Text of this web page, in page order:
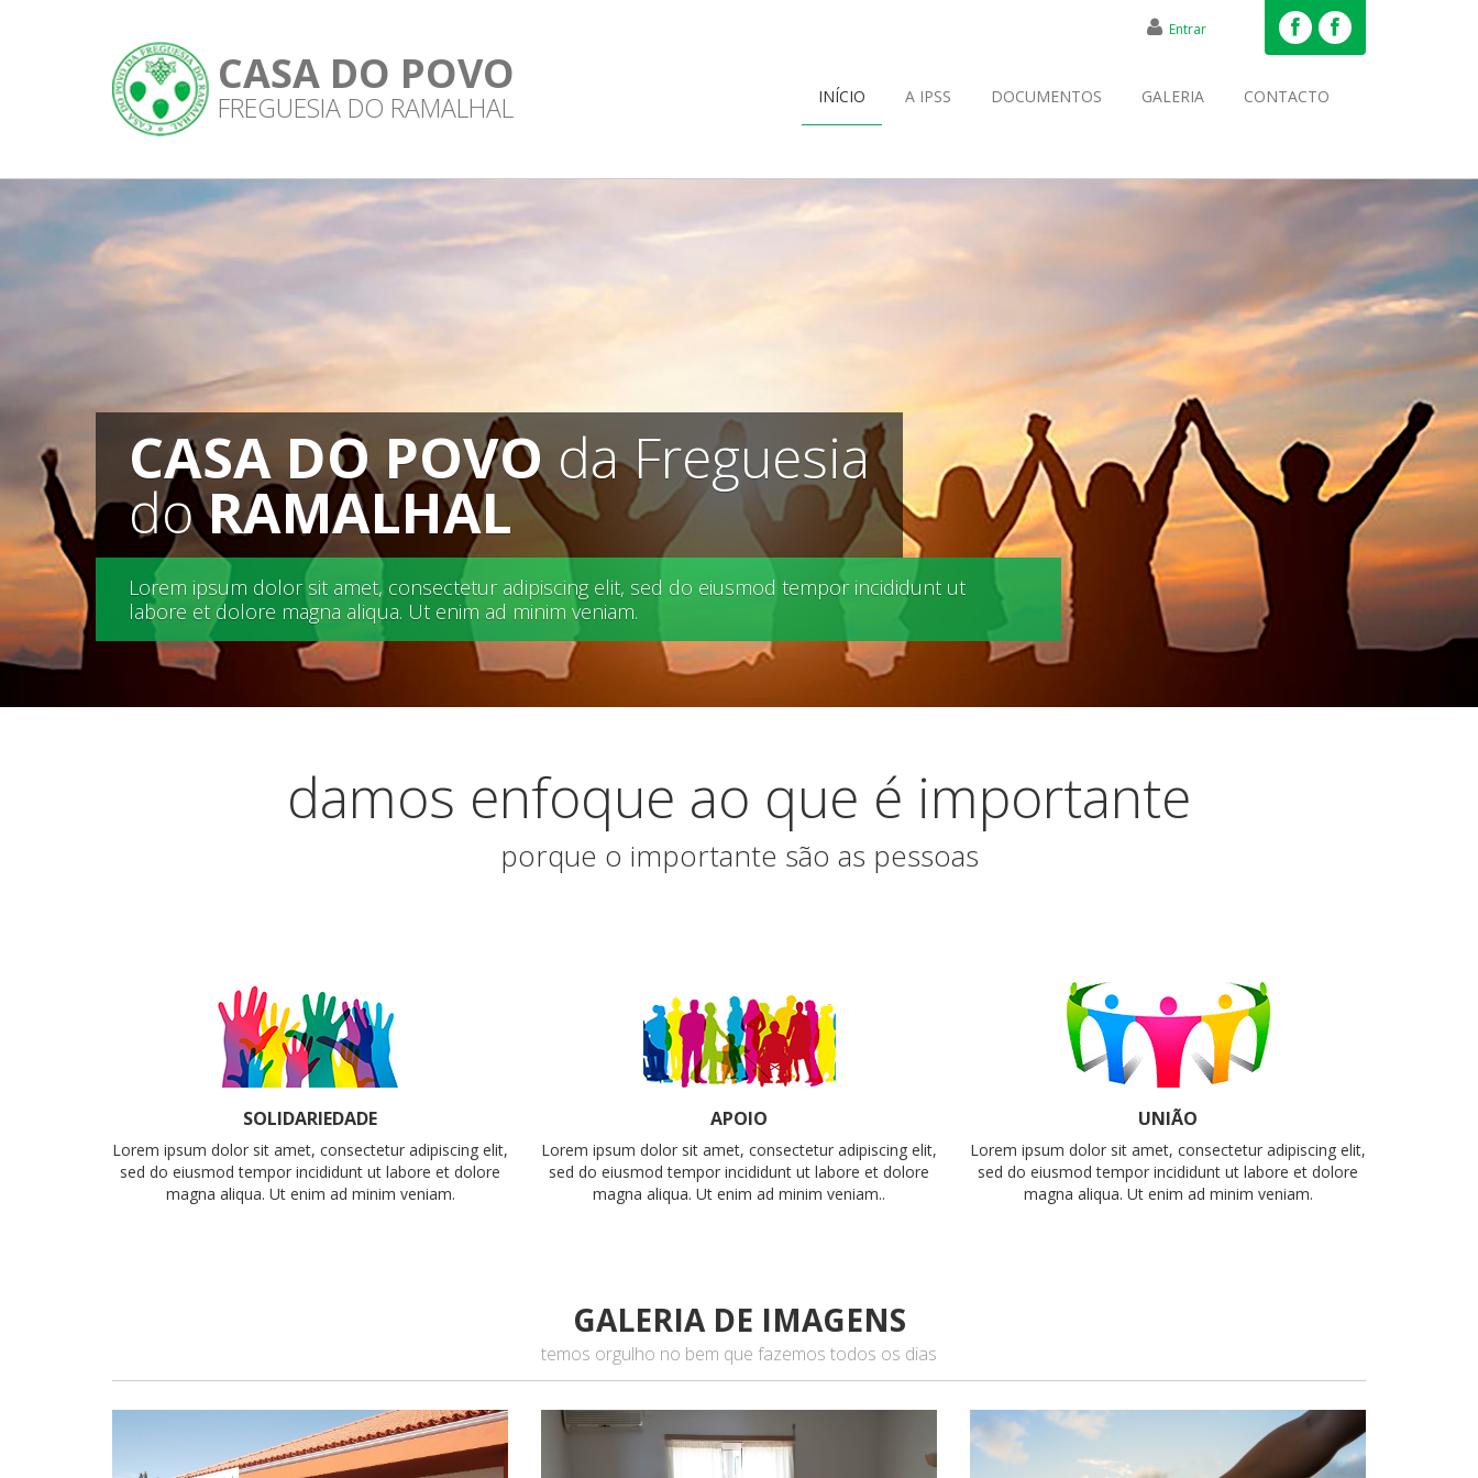
CASA DO POVO
FREGUESIA DO RAMALHAL INÍCIO A IPSS DOCUMENTOS GALERIA CONTACTO
Entrar
CASA DO POVOda Freguesia
doRAMALHAL
Lorem ipsum dolor sit amet, consectetur adipiscing elit, sed do eiusmod tempor incididunt ut
labore et dolore magna aliqua. Ut enim ad minim veniam.
damos enfoque ao que é importante
porque o importante são as pessoas
SOLIDARIEDADE
Lorem ipsum dolor sit amet, consectetur adipiscing elit,
sed do eiusmod tempor incididunt ut labore et dolore
magna aliqua. Ut enim ad minim veniam.
APOIO
Lorem ipsum dolor sit amet, consectetur adipiscing elit,
sed do eiusmod tempor incididunt ut labore et dolore
magna aliqua. Ut enim ad minim veniam..
UNIÃO
Lorem ipsum dolor sit amet, consectetur adipiscing elit,
sed do eiusmod tempor incididunt ut labore et dolore
magna aliqua. Ut enim ad minim veniam.
GALERIA DE IMAGENS
temos orgulho no bem que fazemos todos os dias